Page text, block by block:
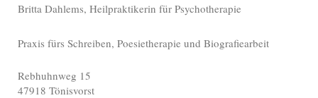
Britta Dahlems, Heilpraktikerin für Psychotherapie
Praxis fürs Schreiben, Poesietherapie und Biografiearbeit
Rebhuhnweg 15
47918 Tönisvorst